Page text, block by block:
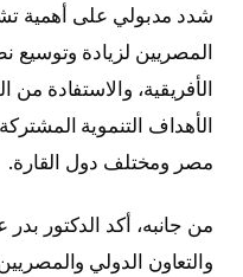
شدد مدبولي على أهمية
المصريين لزيادة وتوسيع
الأفريقية، والاستفادة
الأهداف التنموية
مصر ومختلف دول القارة.
من جانبه، أكد الدكتور
والتعاون الدولي